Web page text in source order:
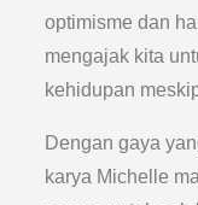
optimisme dan
mengajak kita
kehidupan
Dengan gaya
karya Michelle